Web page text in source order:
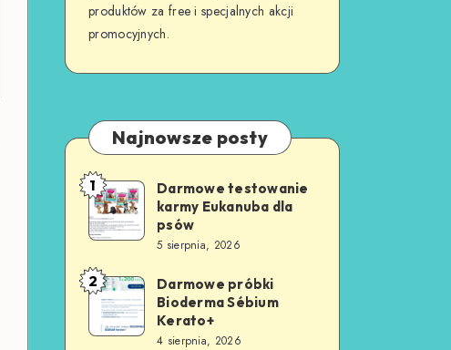
produktów za free i specjalnych akcji
promocyjnych.
Najnowsze posty
1
Darmowe testowanie
karmy Eukanuba dla
psów
5 sierpnia, 2026
2
Darmowe próbki
Bioderma Sébium
Kerato+
4 sierpnia, 2026